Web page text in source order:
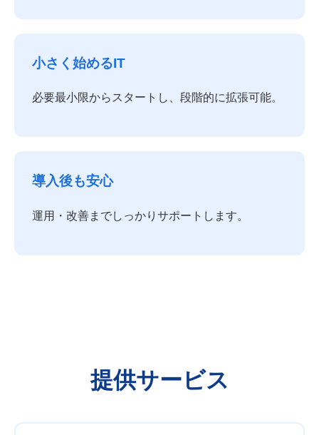
小さく始めるIT
必要最小限からスタートし、段階的に拡張可能。
導入後も安心
運用・改善までしっかりサポートします。
提供サービス